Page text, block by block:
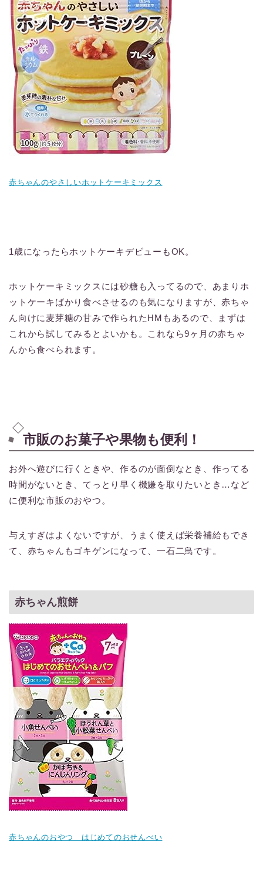
赤ちゃんのやさしいホットケーキミックス
1歳になったらホットケーキデビューもOK。
ホットケーキミックスには砂糖も入ってるので、あまりホ
ットケーキばかり食べさせるのも気になりますが、赤ちゃ
ん向けに麦芽糖の甘みで作られたHMもあるので、まずは
これから試してみるとよいかも。これなら9ヶ月の赤ちゃ
んから食べられます。
市販のお菓子や果物も便利！
お外へ遊びに行くときや、作るのが面倒なとき、作ってる
時間がないとき、てっとり早く機嫌を取りたいとき…など
に便利な市販のおやつ。
与えすぎはよくないですが、うまく使えば栄養補給もでき
て、赤ちゃんもゴキゲンになって、一石二鳥です。
赤ちゃん煎餅
赤ちゃんのおやつ はじめてのおせんべい